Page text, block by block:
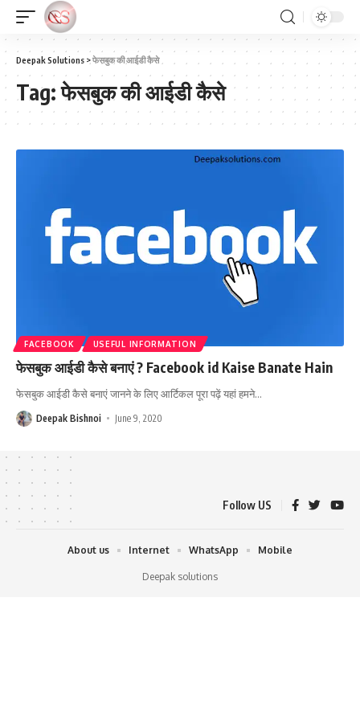
Deepak Solutions >फेसबुक की आईडी कैसे
Tag:फेसबुक की आईडी कैसे
FACEBOOK USEFUL INFORMATION
फेसबुक आईडी कैसे बनाएं ? Facebook id Kaise Banate Hain
फेसबुक आईडी कैसे बनाएं जानने के लिए आर्टिकल पूरा पढ़ें यहां हमने…
Deepak Bishnoi June 9, 2020
Follow US
Deepak solutions
About us Internet WhatsApp Mobile